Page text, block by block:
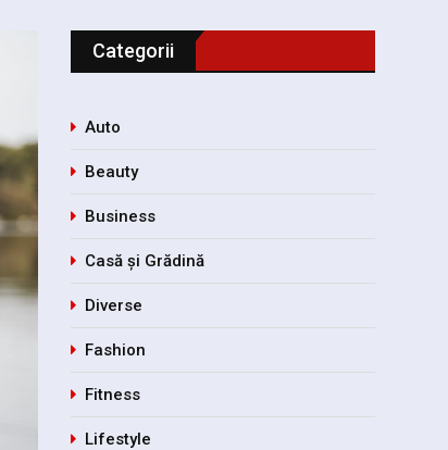
Categorii
Auto
Beauty
Business
Casă și Grădină
Diverse
Fashion
Fitness
Lifestyle